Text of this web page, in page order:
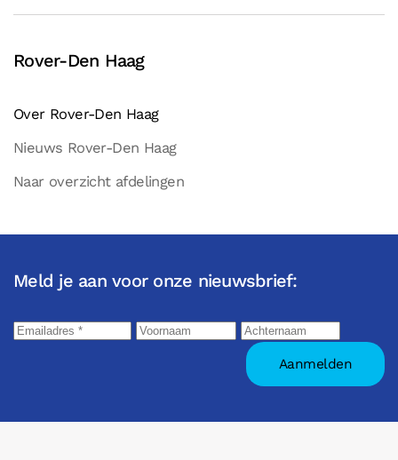
Rover-Den Haag
Over Rover-Den Haag
Nieuws Rover-Den Haag
Naar overzicht afdelingen
Meld je aan voor onze nieuwsbrief: